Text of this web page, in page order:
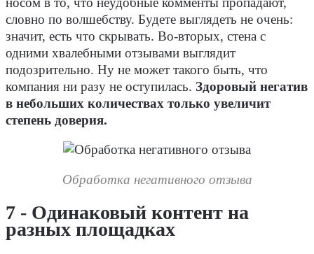
словно по волшебству. Будете выглядеть не очень:
значит, есть что скрывать. Во-вторых, стена с
одними хвалебными отзывами выглядит
подозрительно. Ну не может такого быть, что
компания ни разу не оступилась. Здоровый негатив
в небольших количествах только увеличит
степень доверия.
Обработка негативного отзыва
7 - Одинаковый контент на
разных площадках